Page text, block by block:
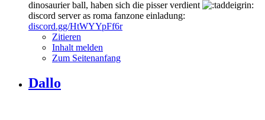
dinosaurier ball, haben sich die pisser verdient
discord server as roma fanzone einladung:
discord.gg/HtWYYpFf6r
Zitieren
Inhalt melden
Zum Seitenanfang
Dallo